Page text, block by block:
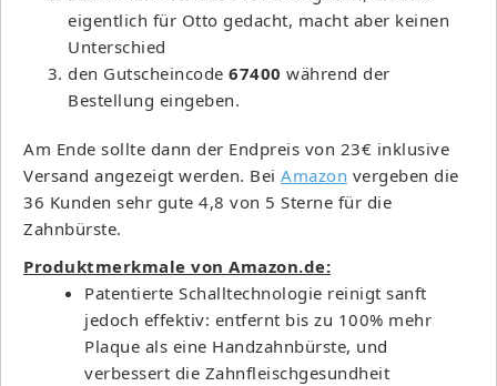
eigentlich für Otto gedacht, macht aber keinen
Unterschied
den Gutscheincode 67400 während der
Bestellung eingeben.
Am Ende sollte dann der Endpreis von 23€ inklusive
Versand angezeigt werden. Bei Amazon vergeben die
36 Kunden sehr gute 4,8 von 5 Sterne für die
Zahnbürste.
Produktmerkmale von Amazon.de:
Patentierte Schalltechnologie reinigt sanft
jedoch effektiv: entfernt bis zu 100% mehr
Plaque als eine Handzahnbürste, und
verbessert die Zahnfleischgesundheit